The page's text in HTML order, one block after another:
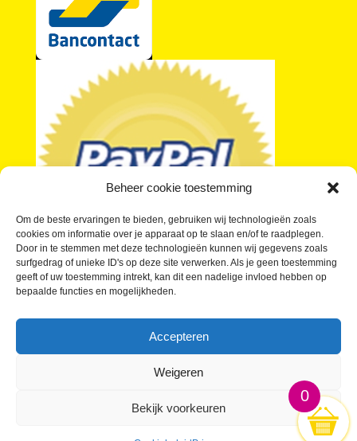
Beheer cookie toestemming
Om de beste ervaringen te bieden, gebruiken wij technologieën zoals
cookies om informatie over je apparaat op te slaan en/of te raadplegen.
Door in te stemmen met deze technologieën kunnen wij gegevens zoals
surfgedrag of unieke ID's op deze site verwerken. Als je geen toestemming
geeft of uw toestemming intrekt, kan dit een nadelige invloed hebben op
bepaalde functies en mogelijkheden.
Accepteren
Weigeren
Bekijk voorkeuren
Wat kosten Kleine Buttons?
Buttons laten maken in kleine oplage
Waar kan ik Kleine Buttons kopen?
KleineButtons.nl; De gróótste Kleine Buttons webwinkel
0